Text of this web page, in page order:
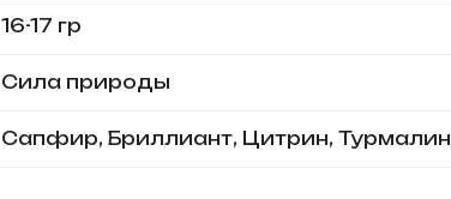
16-17 гр
Сила природы
Сапфир, Бриллиант, Цитрин, Турмалин